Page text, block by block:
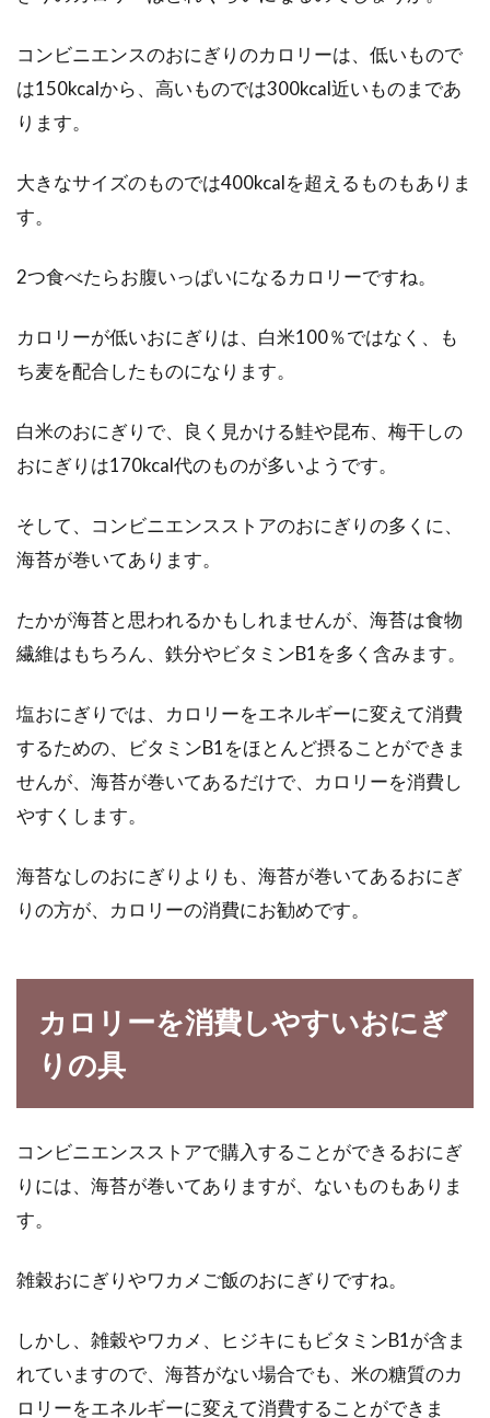
コンビニエンスのおにぎりのカロリーは、低いもので
は150kcalから、高いものでは300kcal近いものまであ
ります。
大きなサイズのものでは400kcalを超えるものもありま
す。
2つ食べたらお腹いっぱいになるカロリーですね。
カロリーが低いおにぎりは、白米100％ではなく、も
ち麦を配合したものになります。
白米のおにぎりで、良く見かける鮭や昆布、梅干しの
おにぎりは170kcal代のものが多いようです。
そして、コンビニエンスストアのおにぎりの多くに、
海苔が巻いてあります。
たかが海苔と思われるかもしれませんが、海苔は食物
繊維はもちろん、鉄分やビタミンB1を多く含みます。
塩おにぎりでは、カロリーをエネルギーに変えて消費
するための、ビタミンB1をほとんど摂ることができま
せんが、海苔が巻いてあるだけで、カロリーを消費し
やすくします。
海苔なしのおにぎりよりも、海苔が巻いてあるおにぎ
りの方が、カロリーの消費にお勧めです。
カロリーを消費しやすいおにぎ
りの具
コンビニエンスストアで購入することができるおにぎ
りには、海苔が巻いてありますが、ないものもありま
す。
雑穀おにぎりやワカメご飯のおにぎりですね。
しかし、雑穀やワカメ、ヒジキにもビタミンB1が含ま
れていますので、海苔がない場合でも、米の糖質のカ
ロリーをエネルギーに変えて消費することができま